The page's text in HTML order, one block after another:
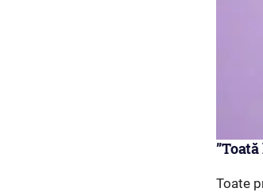
Toate